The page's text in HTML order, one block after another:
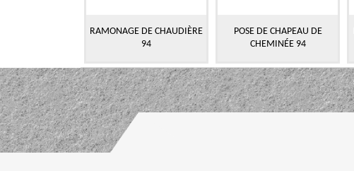
RAMONAGE DE CHAUDIÈRE
94
POSE DE CHAPEAU DE
CHEMINÉE 94